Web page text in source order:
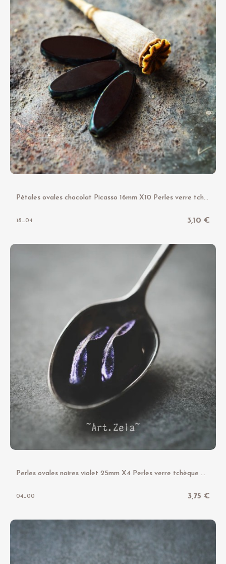
P
étales ovales chocolat Picasso 16mm X10 Perles verre tchèque opaque
18_04 3,10 €
P
erles ovales noires violet 25mm X4 Perles verre tchèque motif losange
04_00 3,75 €